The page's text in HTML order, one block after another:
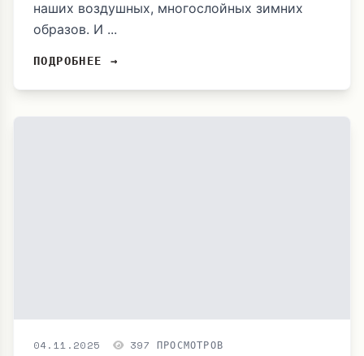
наших воздушных, многослойных зимних
образов. И ...
ПОДРОБНЕЕ →
04.11.2025 397 ПРОСМОТРОВ